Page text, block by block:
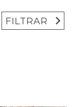
FILTRAR